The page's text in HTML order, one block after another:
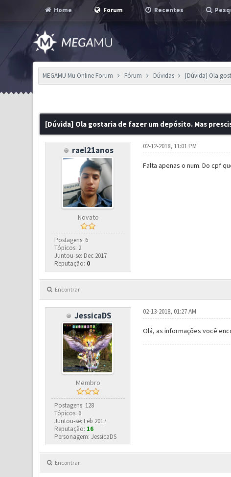
Home Forum Recentes
MEGAMU Mu Online Forum Fórum Dúvidas [Dúvida] Ola
[Dúvida] Ola gostaria de fazer um depósito. Mas
rael21anos
Novato
Postagens: 6
Tópicos: 2
Juntou-se: Dec 2017
Reputação: 0
02-12-2018, 11:01 PM
Falta apenas o num. Do cpf
Encontrar
JessicaDS
Membro
Postagens: 128
Tópicos: 6
Juntou-se: Feb 2017
Reputação: 16
Personagem: JessicaDS
02-13-2018, 01:27 AM
Olá, as informações você
Encontrar